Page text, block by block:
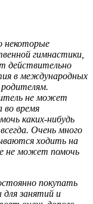
некоторые
гимнастики,
действительно
в международных
не может
во время
каких-нибудь
Очень много
ходить на
не может помочь
покупать
занятий и